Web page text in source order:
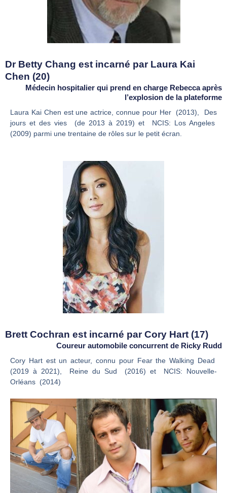
Dr Betty Chang est incarné par Laura Kai
Chen (20)
Médecin hospitalier qui prend en charge Rebecca après
l’explosion de la plateforme
Laura Kai Chen est une actrice, connue pour Her (2013), Des
jours et des vies (de 2013 à 2019) et NCIS: Los Angeles
(2009) parmi une trentaine de rôles sur le petit écran.
Brett Cochran est incarné par Cory Hart (17)
Coureur automobile concurrent de Ricky Rudd
Cory Hart est un acteur, connu pour Fear the Walking Dead
(2019 à 2021), Reine du Sud (2016) et NCIS: Nouvelle-
Orléans (2014)